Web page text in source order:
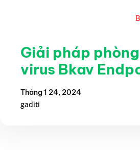
Giải pháp
virus Bkav
Tháng 1 24, 2024
gaditi